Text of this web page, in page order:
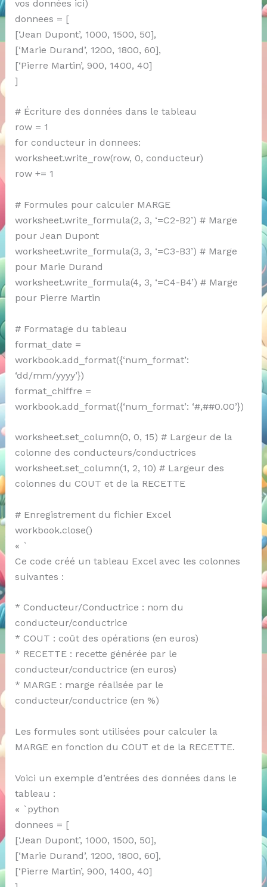
vos données ici)
donnees = [
[‘Jean Dupont’, 1000, 1500, 50],
[‘Marie Durand’, 1200, 1800, 60],
[‘Pierre Martin’, 900, 1400, 40]
]
# Écriture des données dans le tableau
row = 1
for conducteur in donnees:
worksheet.write_row(row, 0, conducteur)
row += 1
# Formules pour calculer MARGE
worksheet.write_formula(2, 3, ‘=C2-B2’) # Marge
pour Jean Dupont
worksheet.write_formula(3, 3, ‘=C3-B3’) # Marge
pour Marie Durand
worksheet.write_formula(4, 3, ‘=C4-B4’) # Marge
pour Pierre Martin
# Formatage du tableau
format_date =
workbook.add_format({‘num_format’:
‘dd/mm/yyyy’})
format_chiffre =
workbook.add_format({‘num_format’: ‘#,##0.00’})
worksheet.set_column(0, 0, 15) # Largeur de la
colonne des conducteurs/conductrices
worksheet.set_column(1, 2, 10) # Largeur des
colonnes du COUT et de la RECETTE
# Enregistrement du fichier Excel
workbook.close()
« `
Ce code créé un tableau Excel avec les colonnes
suivantes :
* Conducteur/Conductrice : nom du
conducteur/conductrice
* COUT : coût des opérations (en euros)
* RECETTE : recette générée par le
conducteur/conductrice (en euros)
* MARGE : marge réalisée par le
conducteur/conductrice (en %)
Les formules sont utilisées pour calculer la
MARGE en fonction du COUT et de la RECETTE.
Voici un exemple d’entrées des données dans le
tableau :
« `python
donnees = [
[‘Jean Dupont’, 1000, 1500, 50],
[‘Marie Durand’, 1200, 1800, 60],
[‘Pierre Martin’, 900, 1400, 40]